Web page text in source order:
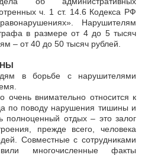
ч. 1 ст. 14.6 Кодекса РФ
Нарушителям
в размере от 4 до 5 тысяч
– от 40 до 50 тысяч рублей.
в борьбе с нарушителями
очень внимательно относится к
по поводу нарушения тишины и
полноценный отдых – это залог
прежде всего, человека
Совместные с сотрудниками
многочисленные факты